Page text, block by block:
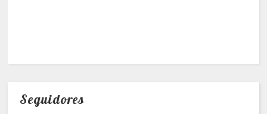
Seguidores